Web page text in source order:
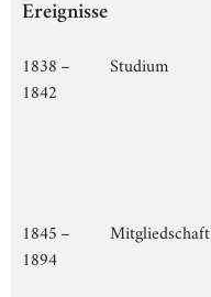
Ereignisse
1838 –
1842
Studium
1845 –
1894
Mitgliedschaft